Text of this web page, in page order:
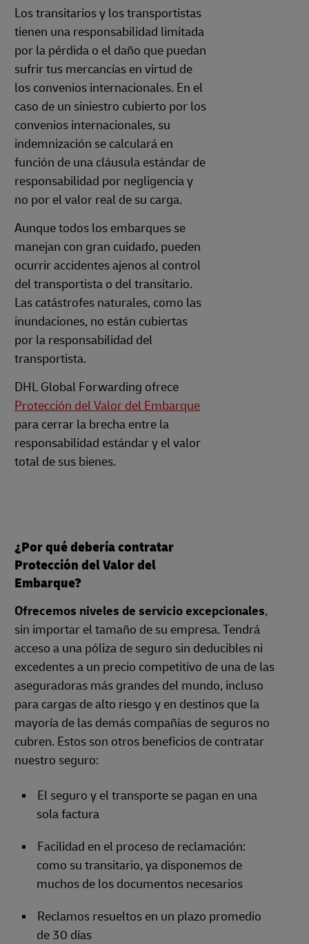
Los transitarios y los transportistas
tienen una responsabilidad limitada
por la pérdida o el daño que puedan
sufrir tus mercancías en virtud de
los convenios internacionales. En el
caso de un siniestro cubierto por los
convenios internacionales, su
indemnización se calculará en
función de una cláusula estándar de
responsabilidad por negligencia y
no por el valor real de su carga.
Aunque todos los embarques se
manejan con gran cuidado, pueden
ocurrir accidentes ajenos al control
del transportista o del transitario.
Las catástrofes naturales, como las
inundaciones, no están cubiertas
por la responsabilidad del
transportista.
DHL Global Forwarding ofrece
Protección del Valor del Embarque
para cerrar la brecha entre la
responsabilidad estándar y el valor
total de sus bienes.
¿Por qué debería contratar
Protección del Valor del
Embarque?
Ofrecemos niveles de servicio excepcionales,
sin importar el tamaño de su empresa. Tendrá
acceso a una póliza de seguro sin deducibles ni
excedentes a un precio competitivo de una de las
aseguradoras más grandes del mundo, incluso
para cargas de alto riesgo y en destinos que la
mayoría de las demás compañías de seguros no
cubren. Estos son otros beneficios de contratar
nuestro seguro:
El seguro y el transporte se pagan en una
sola factura
Facilidad en el proceso de reclamación:
como su transitario, ya disponemos de
muchos de los documentos necesarios
Reclamos resueltos en un plazo promedio
de 30 días